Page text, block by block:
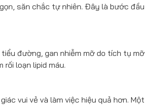
săn chắc tự nhiên. Đây là bước đầu
đường, gan nhiễm mỡ do tích tụ mỡ
loạn lipid máu.
vui vẻ và làm việc hiệu quả hơn. Một